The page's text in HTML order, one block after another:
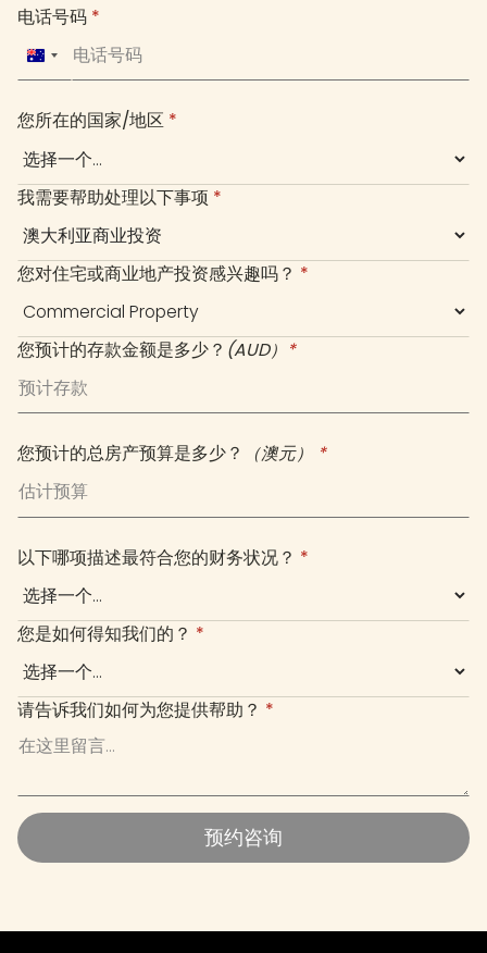
电话号码 *
Australia
+61
您所在的国家/地区 *
我需要帮助处理以下事项 *
您对住宅或商业地产投资感兴趣吗？ *
您预计的存款金额是多少？ (AUD） *
您预计的总房产预算是多少？ （澳元） *
以下哪项描述最符合您的财务状况？ *
您是如何得知我们的？ *
请告诉我们如何为您提供帮助？ *
预约咨询